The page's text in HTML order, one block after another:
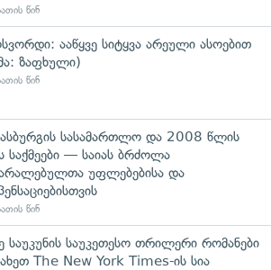
წინ
ააწყვე სიტყვა არეული ასოებით
ზაფხული)
წინ
სასამართლო და 2008 წლის
საქმეები — საიას ბრძოლა
უფლებებისა და
წინ
საუკუნის საუკეთესო თრილერი რომანები
The New York Times-ის სია